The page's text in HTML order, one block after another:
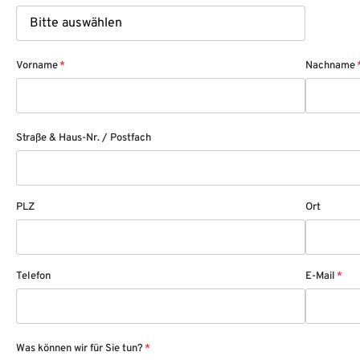
Vorname* Nachname
Straße & Haus-Nr. / Postfach
PLZ Ort
Telefon E-Mail *
Was können wir für Sie tun? *